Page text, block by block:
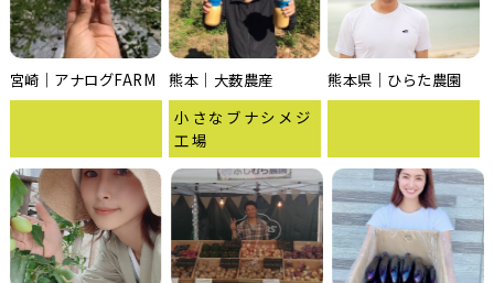
宮崎｜アナログFARM
熊本｜大薮農産
小さなブナシメジ
工場
熊本県｜ひらた農園